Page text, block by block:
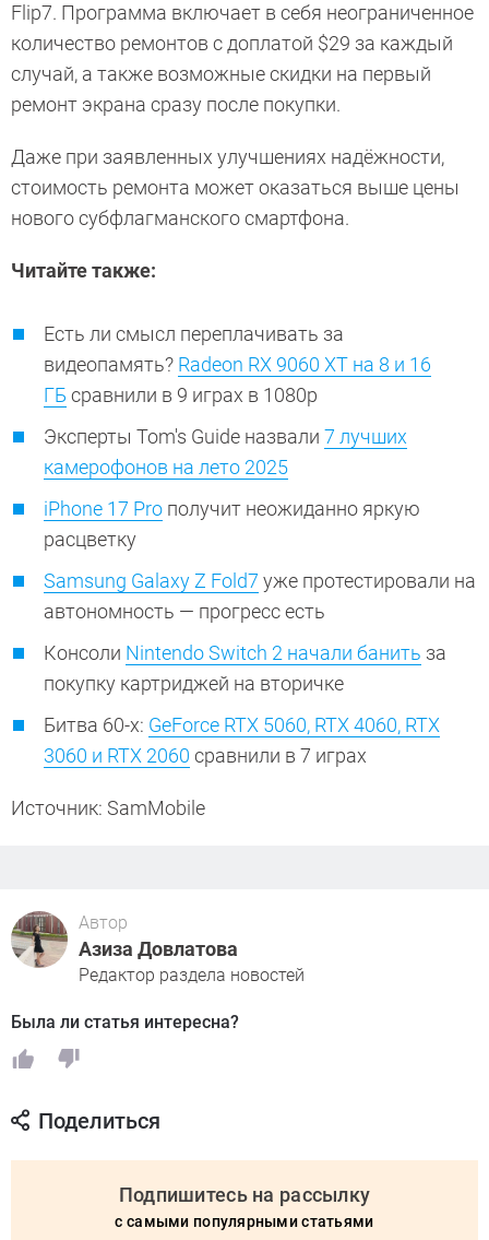
Flip7. Программа включает в себя неограниченное
количество ремонтов с доплатой $29 за каждый
случай, а также возможные скидки на первый
ремонт экрана сразу после покупки.
Даже при заявленных улучшениях надёжности,
стоимость ремонта может оказаться выше цены
нового субфлагманского смартфона.
Читайте также:
Есть ли смысл переплачивать за
видеопамять? Radeon RX 9060 XT на 8 и 16
ГБ сравнили в 9 играх в 1080p
Эксперты Tom's Guide назвали 7 лучших
камерофонов на лето 2025
iPhone 17 Pro получит неожиданно яркую
расцветку
Samsung Galaxy Z Fold7 уже протестировали на
автономность — прогресс есть
Консоли Nintendo Switch 2 начали банить за
покупку картриджей на вторичке
Битва 60-х: GeForce RTX 5060, RTX 4060, RTX
3060 и RTX 2060 сравнили в 7 играх
Источник: SamMobile
Автор
Азиза Довлатова
Редактор раздела новостей
Была ли статья интересна?
Поделиться
Подпишитесь на рассылку
с самыми популярными статьями